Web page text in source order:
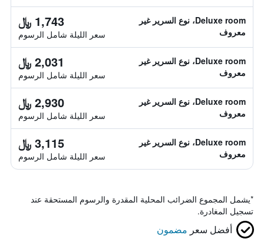
Deluxe room، نوع السرير غير
معروف
1,743 ﷼
سعر الليلة شامل الرسوم
Deluxe room، نوع السرير غير
معروف
2,031 ﷼
سعر الليلة شامل الرسوم
Deluxe room، نوع السرير غير
معروف
2,930 ﷼
سعر الليلة شامل الرسوم
Deluxe room، نوع السرير غير
معروف
3,115 ﷼
سعر الليلة شامل الرسوم
*يشمل المجموع الضرائب المحلية المقدرة والرسوم المستحقة عند
تسجيل المغادرة.
أفضل سعر مضمون